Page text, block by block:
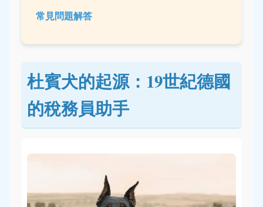
常見問題解答
杜賓犬的起源：19世紀德國
的稅務員助手